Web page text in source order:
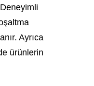
Ayrıca
ürünlerin